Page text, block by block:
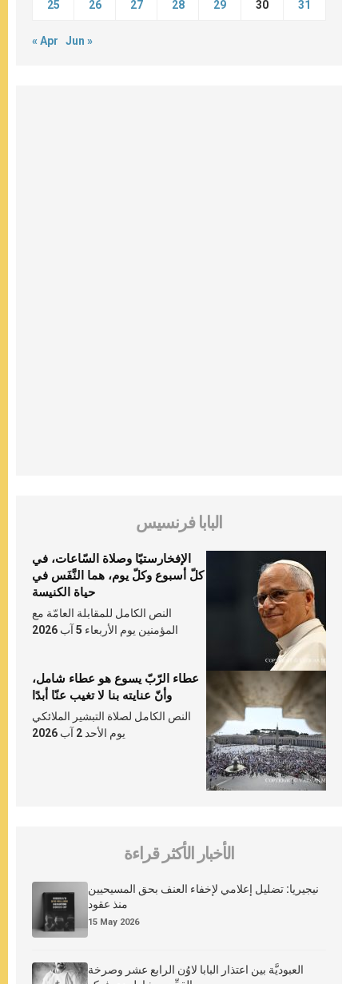
25 26 27 28 29 30 31
« Apr Jun »
البابا فرنسيس
الإفخارستيّا وصلاة السّاعات، في
كلّ أسبوع وكلّ يوم، هما النَّفَس في
حياة الكنيسة
النص الكامل للمقابلة العامّة مع
المؤمنين يوم الأربعاء 5 آب 2026
عطاء الرّبّ يسوع هو عطاء شامل،
وأنّ عنايته بنا لا تغيب عنّا أبدًا
النص الكامل لصلاة التبشير الملائكي
يوم الأحد 2 آب 2026
الأخبار الأكثر قراءة
نيجيريا: تضليل إعلامي لإخفاء العنف بحق المسيحيين
منذ عقود
15 May 2026
العبوديَّة بين اعتذار البابا لاوُن الرابع عشر وصرخة